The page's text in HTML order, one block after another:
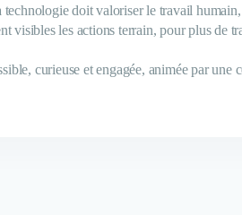
doit valoriser le travail
visibles les actions terrain, pour plus de
curieuse et engagée, animée par